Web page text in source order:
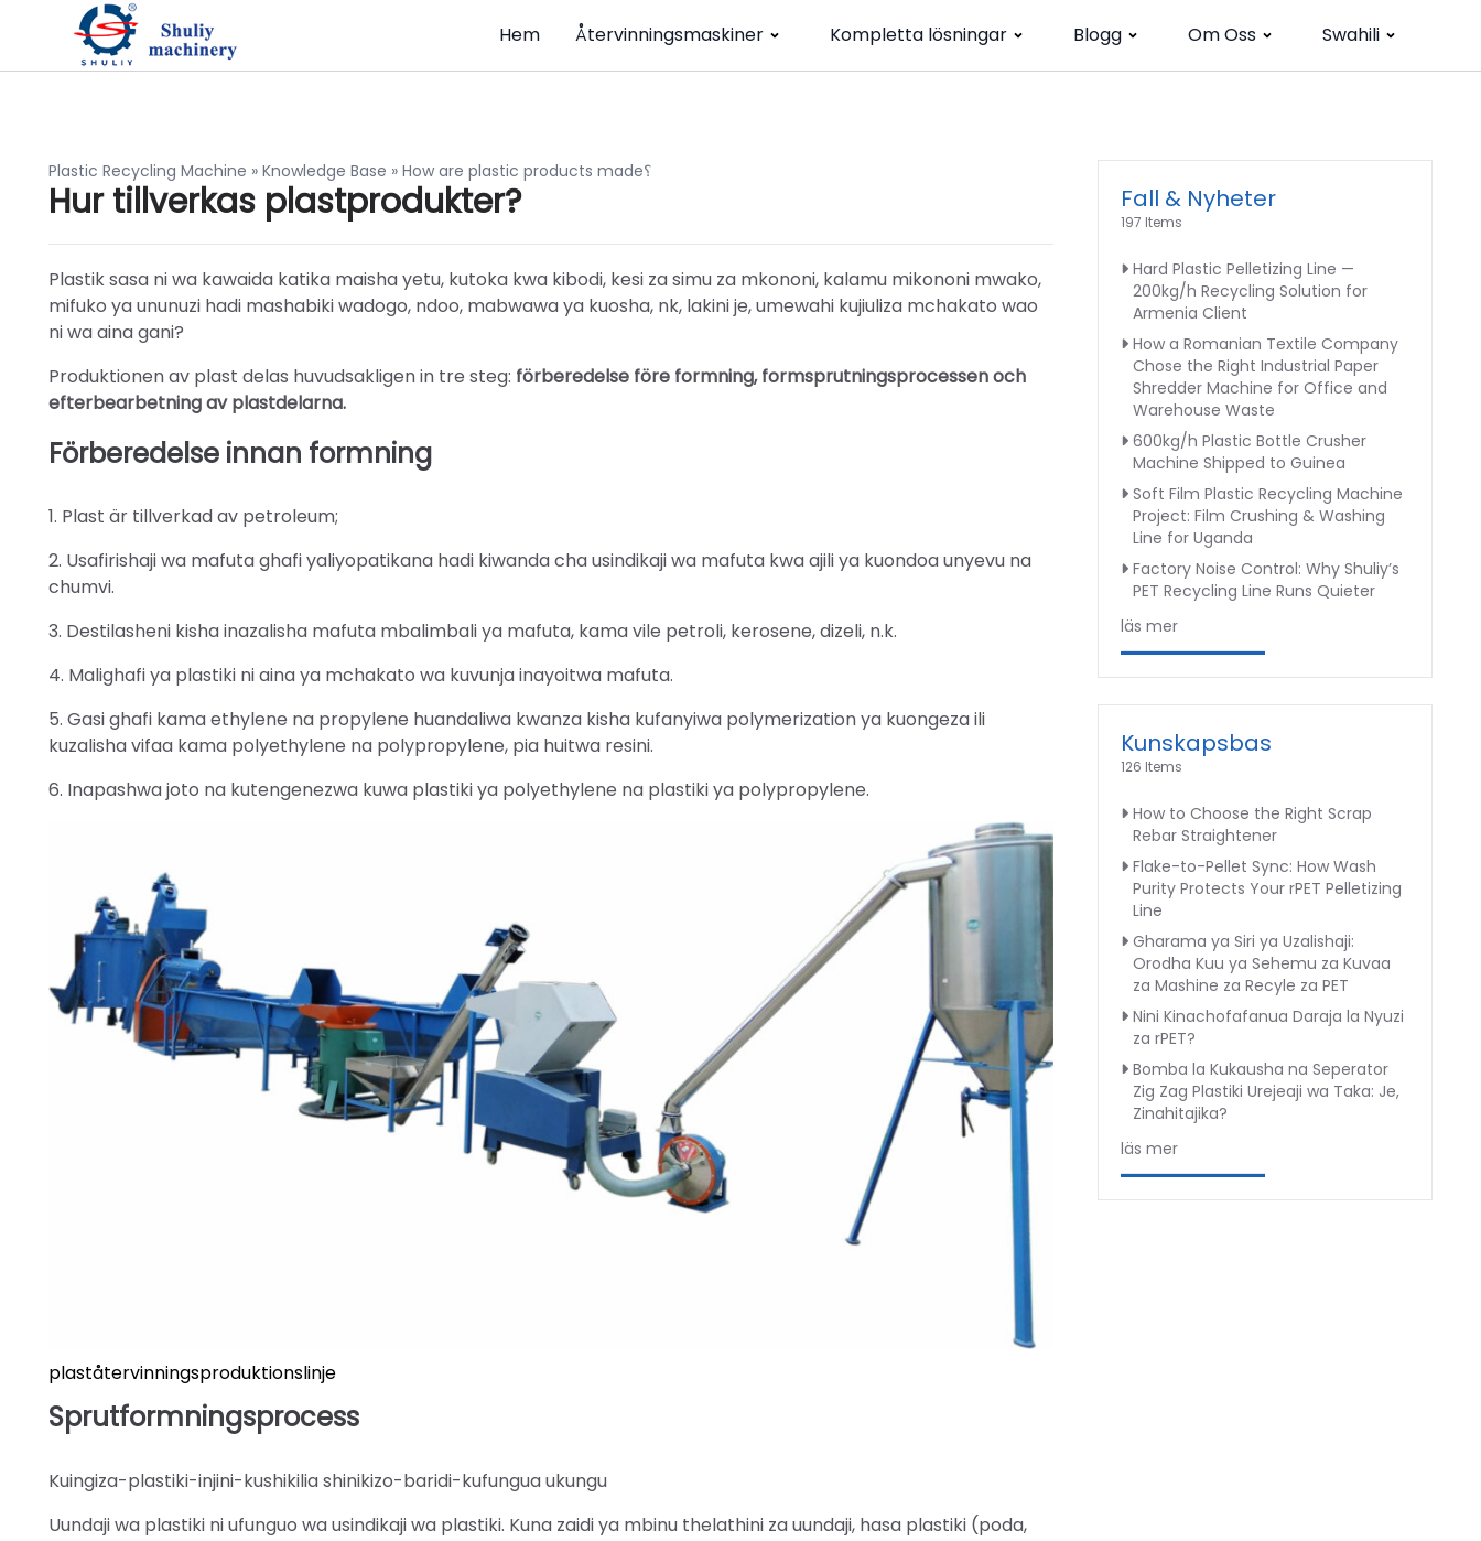
Hem Återvinningsmaskiner Kompletta lösningar Blogg Om Oss Swahili
Plastic Recycling Machine » Knowledge Base » How are plastic products made؟
Hur tillverkas plastprodukter?
Plastik sasa ni wa kawaida katika maisha yetu, kutoka kwa kibodi, kesi za simu za mkononi, kalamu mikononi mwako,
mifuko ya ununuzi hadi mashabiki wadogo, ndoo, mabwawa ya kuosha, nk, lakini je, umewahi kujiuliza mchakato wao
ni wa aina gani?
Produktionen av plast delas huvudsakligen in tre steg: förberedelse före formning, formsprutningsprocessen och
efterbearbetning av plastdelarna.
Förberedelse innan formning
1. Plast är tillverkad av petroleum;
2. Usafirishaji wa mafuta ghafi yaliyopatikana hadi kiwanda cha usindikaji wa mafuta kwa ajili ya kuondoa unyevu na
chumvi.
3. Destilasheni kisha inazalisha mafuta mbalimbali ya mafuta, kama vile petroli, kerosene, dizeli, n.k.
4. Malighafi ya plastiki ni aina ya mchakato wa kuvunja inayoitwa mafuta.
5. Gasi ghafi kama ethylene na propylene huandaliwa kwanza kisha kufanyiwa polymerization ya kuongeza ili
kuzalisha vifaa kama polyethylene na polypropylene, pia huitwa resini.
6. Inapashwa joto na kutengenezwa kuwa plastiki ya polyethylene na plastiki ya polypropylene.
plaståtervinningsproduktionslinje
Sprutformningsprocess
Kuingiza-plastiki-injini-kushikilia shinikizo-baridi-kufungua ukungu
Uundaji wa plastiki ni ufunguo wa usindikaji wa plastiki. Kuna zaidi ya mbinu thelathini za uundaji, hasa plastiki (poda,
Fall & Nyheter
197 Items
Hard Plastic Pelletizing Line —
200kg/h Recycling Solution for
Armenia Client
How a Romanian Textile Company
Chose the Right Industrial Paper
Shredder Machine for Office and
Warehouse Waste
600kg/h Plastic Bottle Crusher
Machine Shipped to Guinea
Soft Film Plastic Recycling Machine
Project: Film Crushing & Washing
Line for Uganda
Factory Noise Control: Why Shuliy’s
PET Recycling Line Runs Quieter
läs mer
Kunskapsbas
126 Items
How to Choose the Right Scrap
Rebar Straightener
Flake-to-Pellet Sync: How Wash
Purity Protects Your rPET Pelletizing
Line
Gharama ya Siri ya Uzalishaji:
Orodha Kuu ya Sehemu za Kuvaa
za Mashine za Recyle za PET
Nini Kinachofafanua Daraja la Nyuzi
za rPET?
Bomba la Kukausha na Seperator
Zig Zag Plastiki Urejeaji wa Taka: Je,
Zinahitajika?
läs mer